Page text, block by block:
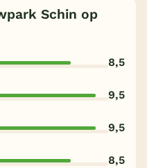
Schin op
8,5
9,5
9,5
8,5